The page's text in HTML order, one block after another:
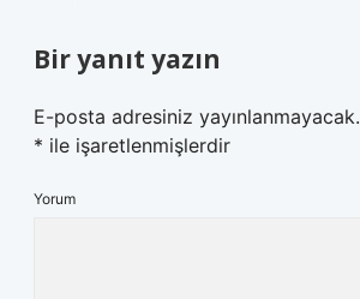
Bir yanıt yazın
E-posta adresiniz yayınlanmayacak.
* ile işaretlenmişlerdir
Yorum